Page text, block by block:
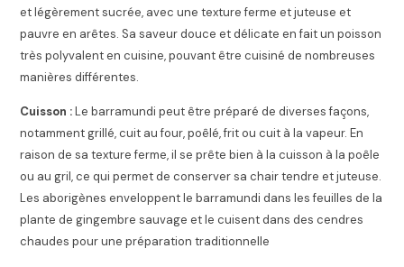
et légèrement sucrée, avec une texture ferme et juteuse et
pauvre en arêtes. Sa saveur douce et délicate en fait un poisson
très polyvalent en cuisine, pouvant être cuisiné de nombreuses
manières différentes.
Cuisson :Le barramundi peut être préparé de diverses façons,
notamment grillé, cuit au four, poêlé, frit ou cuit à la vapeur. En
raison de sa texture ferme, il se prête bien à la cuisson à la poêle
ou au gril, ce qui permet de conserver sa chair tendre et juteuse.
Les aborigènes enveloppent le barramundi dans les feuilles de la
plante de gingembre sauvage et le cuisent dans des cendres
chaudes pour une préparation traditionnelle